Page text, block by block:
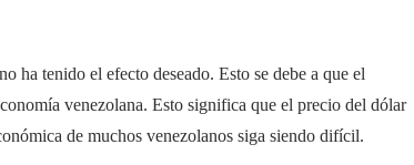
ha tenido el efecto deseado. Esto se debe a que el
venezolana. Esto significa que el precio del dólar
de muchos venezolanos siga siendo difícil.